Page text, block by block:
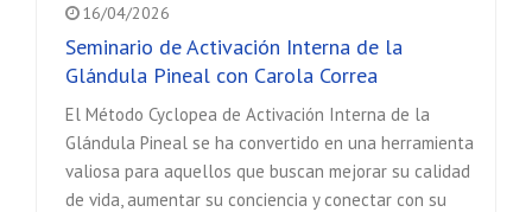
16/04/2026
Seminario de Activación Interna de la
Glándula Pineal con Carola Correa
El Método Cyclopea de Activación Interna de la
Glándula Pineal se ha convertido en una herramienta
valiosa para aquellos que buscan mejorar su calidad
de vida, aumentar su conciencia y conectar con su